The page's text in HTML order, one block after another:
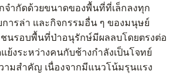
จำกัดด้วยขนาดของพื้นที่ที่เล็กลงทุก
ารล่า และกิจกรรมอื่น ๆ ของมนุษย์
นรอบพื้นที่ป่าอนุรักษ์มีผลลบโดยตรงต่อ
งระหว่างคนกับช้างกำลังเป็นโจทย์
มสำคัญ เนื่องจากมีแนวโน้มรุนแรง